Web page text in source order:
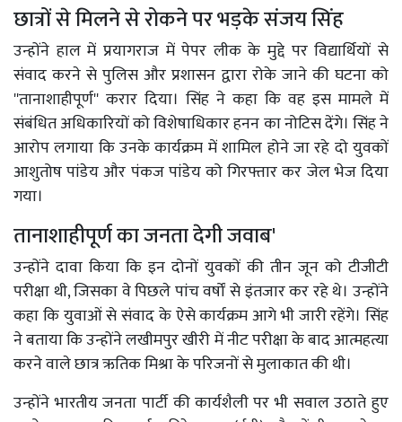
छात्रों से मिलने से रोकने पर भड़के संजय सिंह
उन्होंने हाल में प्रयागराज में पेपर लीक के मुद्दे पर विद्यार्थियों से
संवाद करने से पुलिस और प्रशासन द्वारा रोके जाने की घटना को
''तानाशाहीपूर्ण'' करार दिया। सिंह ने कहा कि वह इस मामले में
संबंधित अधिकारियों को विशेषाधिकार हनन का नोटिस देंगे। सिंह ने
आरोप लगाया कि उनके कार्यक्रम में शामिल होने जा रहे दो युवकों
आशुतोष पांडेय और पंकज पांडेय को गिरफ्तार कर जेल भेज दिया
गया।
तानाशाहीपूर्ण का जनता देगी जवाब'
उन्होंने दावा किया कि इन दोनों युवकों की तीन जून को टीजीटी
परीक्षा थी, जिसका वे पिछले पांच वर्षों से इंतजार कर रहे थे। उन्होंने
कहा कि युवाओं से संवाद के ऐसे कार्यक्रम आगे भी जारी रहेंगे। सिंह
ने बताया कि उन्होंने लखीमपुर खीरी में नीट परीक्षा के बाद आत्महत्या
करने वाले छात्र ऋतिक मिश्रा के परिजनों से मुलाकात की थी।
उन्होंने भारतीय जनता पार्टी की कार्यशैली पर भी सवाल उठाते हुए